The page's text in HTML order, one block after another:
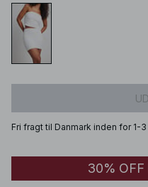
Fri fragt til Danmark inden for 1-
30% OFF